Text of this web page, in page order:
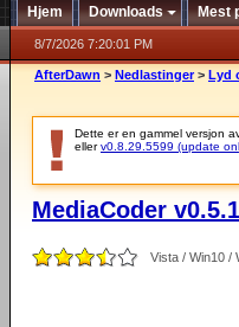
Hjem Downloads Mest
8/7/2026 7:20:01 PM
AfterDawn > Nedlastinger > Lyd
Dette er en gammel versjon
ellerv0.8.29.5599 (update
MediaCoder
Vista / Win10 /